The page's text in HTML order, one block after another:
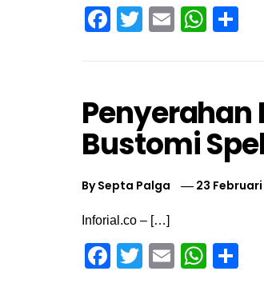
Facebook
TwitterEmail
Bustomi
BySepta Palga 23
Inforial.co – […]
Facebook
TwitterEmail